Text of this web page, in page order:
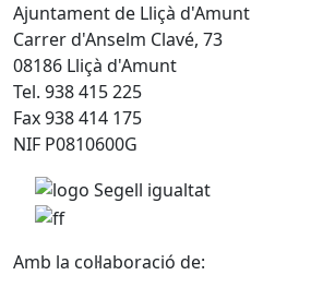
Ajuntament de Lliçà d'Amunt
Carrer d'Anselm Clavé, 73
08186 Lliçà d'Amunt
Tel. 938 415 225
Fax 938 414 175
NIF P0810600G
Amb la col·laboració de: